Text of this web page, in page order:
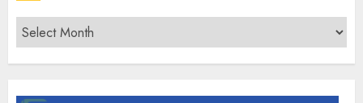
Archives